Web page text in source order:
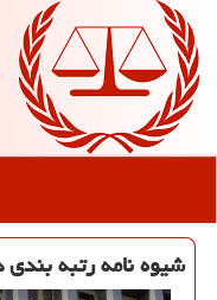
شیوه نامه رتبه بندی